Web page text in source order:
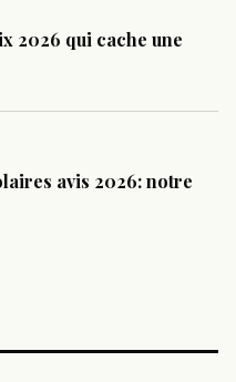
2026 qui cache une
avis 2026: notre